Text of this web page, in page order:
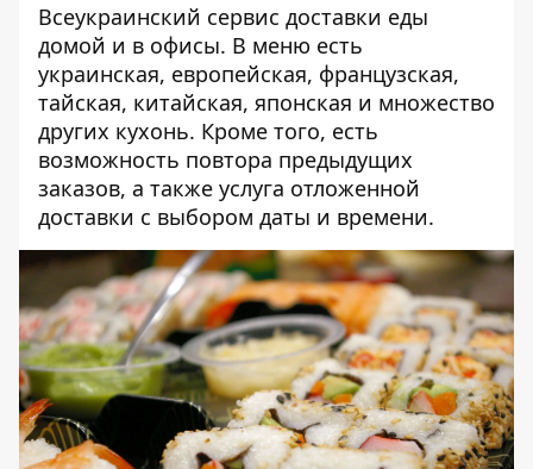
Всеукраинский сервис доставки еды
домой и в офисы. В меню есть
украинская, европейская, французская,
тайская, китайская, японская и множество
других кухонь. Кроме того, есть
возможность повтора предыдущих
заказов, а также услуга отложенной
доставки с выбором даты и времени.